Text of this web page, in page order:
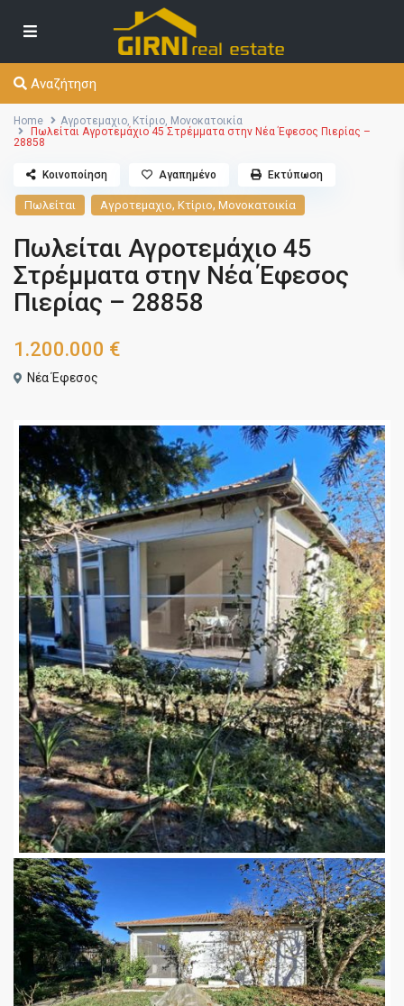
Αναζήτηση
Home Αγροτεμαχιο, Κτίριο, Μονοκατοικία
Πωλείται Αγροτεμάχιο 45 Στρέμματα στην Νέα Έφεσος Πιερίας –
28858
Πωλείται Αγροτεμαχιο,Κτίριο,Μονοκατοικία
Πωλείται Αγροτεμάχιο 45
Στρέμματα στην Νέα Έφεσος
Πιερίας – 28858
1.200.000 €
Νέα Έφεσος
Κοινοποίηση Αγαπημένο Εκτύπωση